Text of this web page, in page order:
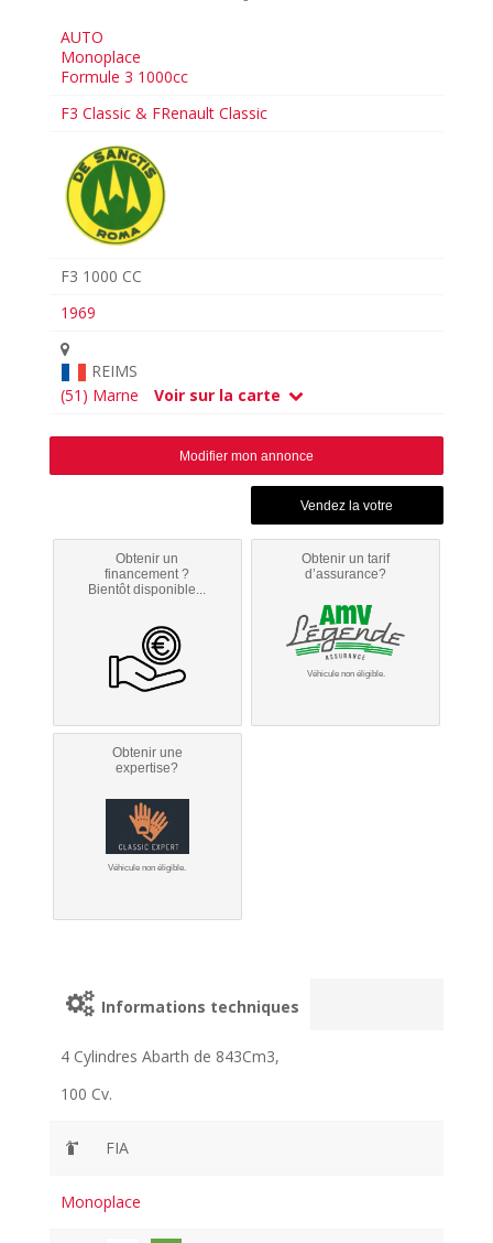
AUTO
Monoplace
Formule 3 1000cc
F3 Classic & FRenault Classic
F3 1000 CC
1969
REIMS
(51) Marne
Voir sur la carte
Modifier mon annonce
Obtenir un
financement ?
Bientôt disponible...
Obtenir un tarif
d’assurance?
Véhicule non éligible.
Obtenir une
expertise?
Véhicule non éligible.
Informations techniques
4 Cylindres Abarth de 843Cm3,
100 Cv.
FIA
Monoplace